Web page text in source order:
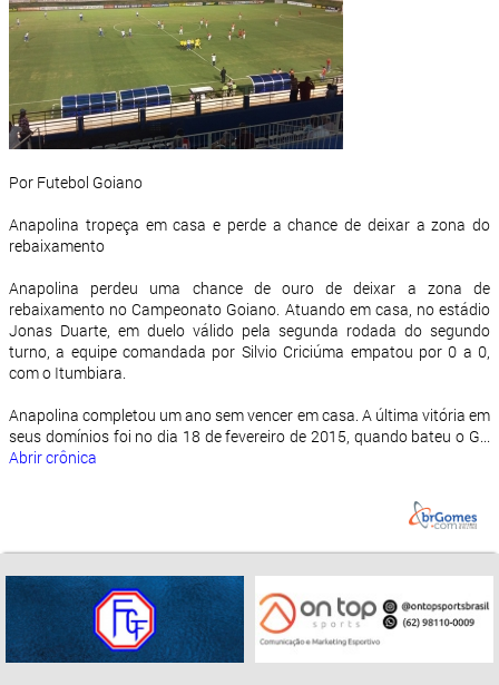
Por Futebol Goiano
Anapolina tropeça em casa e perde a chance de deixar a zona do
rebaixamento
Anapolina perdeu uma chance de ouro de deixar a zona de
rebaixamento no Campeonato Goiano. Atuando em casa, no estádio
Jonas Duarte, em duelo válido pela segunda rodada do segundo
turno, a equipe comandada por Silvio Criciúma empatou por 0 a 0,
com o Itumbiara.
Anapolina completou um ano sem vencer em casa. A última vitória em
seus domínios foi no dia 18 de fevereiro de 2015, quando bateu o G...
Abrir crônica